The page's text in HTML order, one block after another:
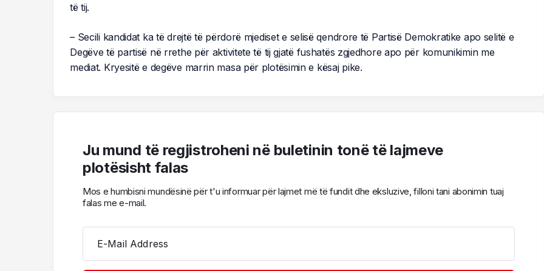
të tij.
– Secili kandidat ka të drejtë të përdorë mjediset e selisë qendrore të Partisë Demokratike apo selitë e
Degëve të partisë në rrethe për aktivitete të tij gjatë fushatës zgjedhore apo për komunikimin me
mediat. Kryesitë e degëve marrin masa për plotësimin e kësaj pike.
Ju mund të regjistroheni në buletinin tonë të lajmeve
plotësisht falas
Mos e humbisni mundësinë për t'u informuar për lajmet më të fundit dhe eksluzive, filloni tani abonimin tuaj
falas me e-mail.
E-Mail Address